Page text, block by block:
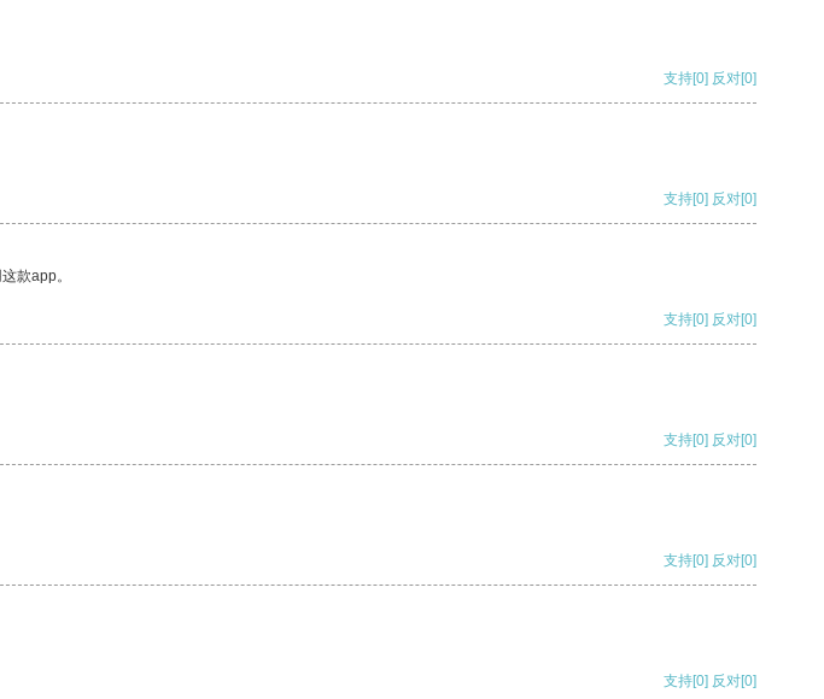
支持[0] 反对[0]
支持[0] 反对[0]
款app。
支持[0] 反对[0]
支持[0] 反对[0]
支持[0] 反对[0]
支持[0] 反对[0]